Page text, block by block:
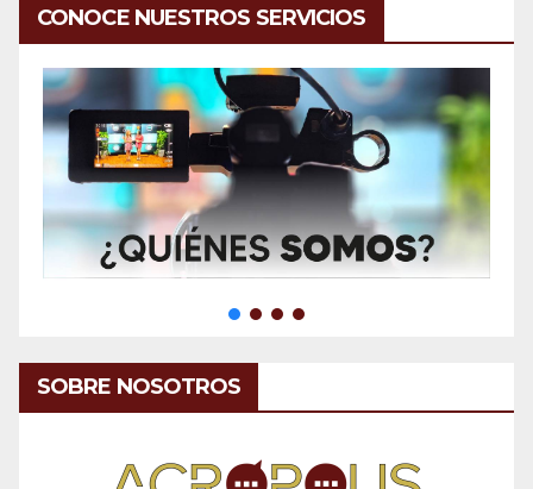
CONOCE NUESTROS SERVICIOS
SOBRE NOSOTROS